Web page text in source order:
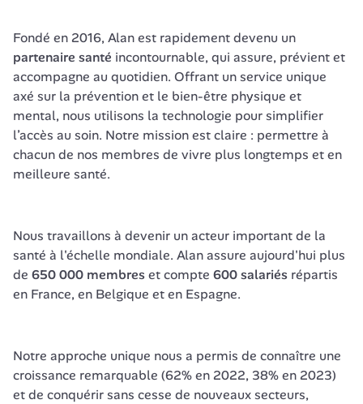
partenaire santé incontournable, qui assure, prévient et
accompagne au quotidien. Offrant un service unique
axé sur la prévention et le bien-être physique et
mental, nous utilisons la technologie pour simplifier
l’accès au soin. Notre mission est claire : permettre à
chacun de nos membres de vivre plus longtemps et en
meilleure santé.
Nous travaillons à devenir un acteur important de la
santé à l'échelle mondiale. Alan assure aujourd'hui plus
de 650 000 membres et compte 600 salariés répartis
en France, en Belgique et en Espagne.
Notre approche unique nous a permis de connaître une
croissance remarquable (62% en 2022, 38% en 2023)
et de conquérir sans cesse de nouveaux secteurs,